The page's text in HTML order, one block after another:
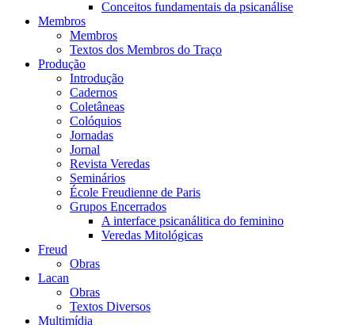
Conceitos fundamentais da psicanálise
Membros
Membros
Textos dos Membros do Traço
Produção
Introdução
Cadernos
Coletâneas
Colóquios
Jornadas
Jornal
Revista Veredas
Seminários
École Freudienne de Paris
Grupos Encerrados
A interface psicanálitica do feminino
Veredas Mitológicas
Freud
Obras
Lacan
Obras
Textos Diversos
Multimídia